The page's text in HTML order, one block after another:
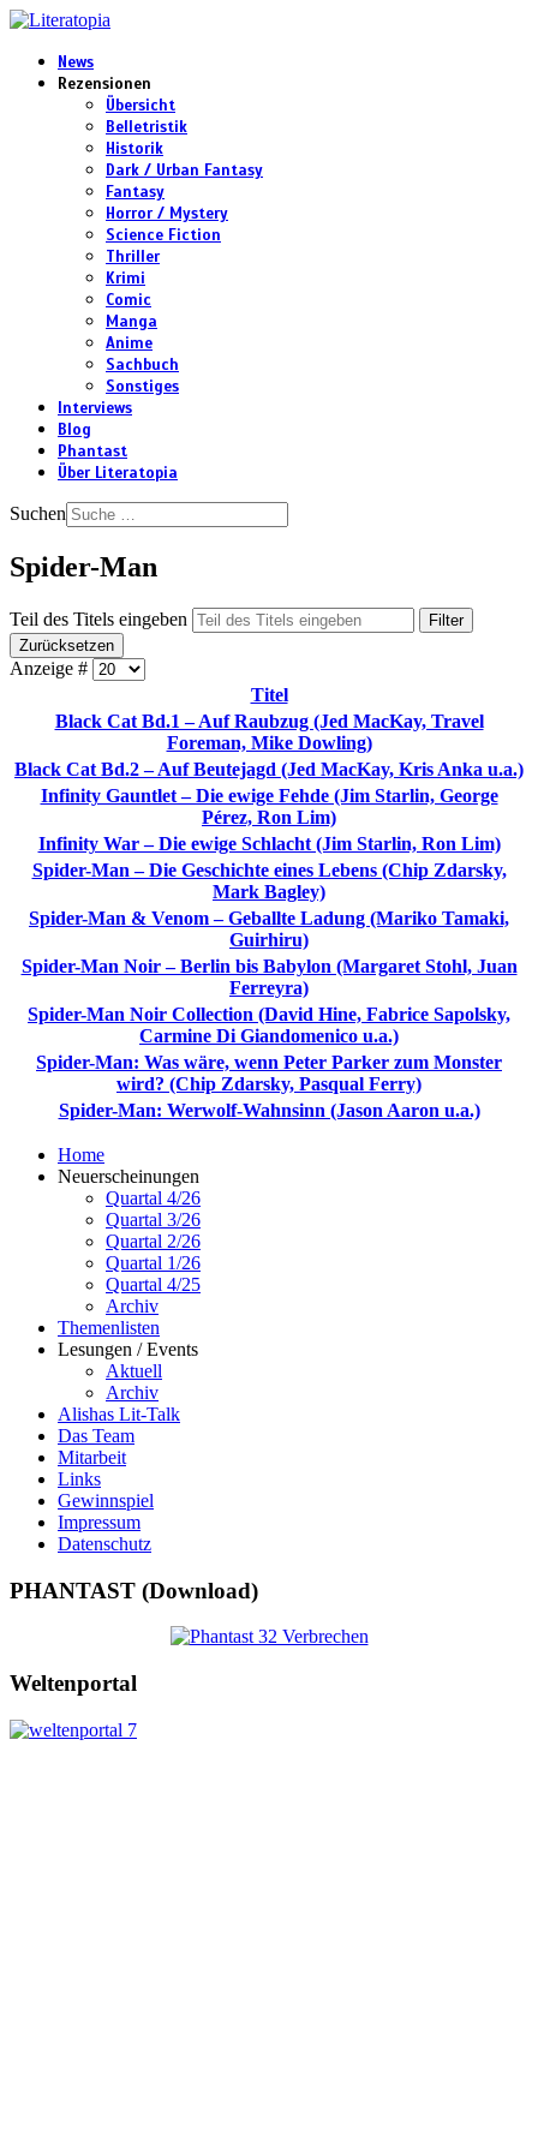
News
Rezensionen
Übersicht
Belletristik
Historik
Dark / Urban Fantasy
Fantasy
Horror / Mystery
Science Fiction
Thriller
Krimi
Comic
Manga
Anime
Sachbuch
Sonstiges
Interviews
Blog
Phantast
Über Literatopia
Suchen
Spider-Man
Teil des Titels eingeben
Filter
Zurücksetzen
Anzeige #
Titel
Black Cat Bd.1 – Auf Raubzug (Jed MacKay, Travel
Foreman, Mike Dowling)
Black Cat Bd.2 – Auf Beutejagd (Jed MacKay, Kris Anka u.a.)
Infinity Gauntlet – Die ewige Fehde (Jim Starlin, George
Pérez, Ron Lim)
Infinity War – Die ewige Schlacht (Jim Starlin, Ron Lim)
Spider-Man – Die Geschichte eines Lebens (Chip Zdarsky,
Mark Bagley)
Spider-Man & Venom – Geballte Ladung (Mariko Tamaki,
Guirhiru)
Spider-Man Noir – Berlin bis Babylon (Margaret Stohl, Juan
Ferreyra)
Spider-Man Noir Collection (David Hine, Fabrice Sapolsky,
Carmine Di Giandomenico u.a.)
Spider-Man: Was wäre, wenn Peter Parker zum Monster
wird? (Chip Zdarsky, Pasqual Ferry)
Spider-Man: Werwolf-Wahnsinn (Jason Aaron u.a.)
Home
Neuerscheinungen
Quartal 4/26
Quartal 3/26
Quartal 2/26
Quartal 1/26
Quartal 4/25
Archiv
Themenlisten
Lesungen / Events
Aktuell
Archiv
Alishas Lit-Talk
Das Team
Mitarbeit
Links
Gewinnspiel
Impressum
Datenschutz
PHANTAST (Download)
Weltenportal